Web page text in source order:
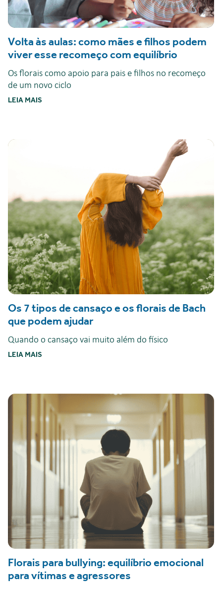
Volta às aulas: como mães e filhos podem
viver esse recomeço com equilíbrio
Os florais como apoio para pais e filhos no recomeço
de um novo ciclo
LEIA MAIS
Os 7 tipos de cansaço e os florais de Bach
que podem ajudar
Quando o cansaço vai muito além do físico
LEIA MAIS
Florais para bullying: equilíbrio emocional
para vítimas e agressores